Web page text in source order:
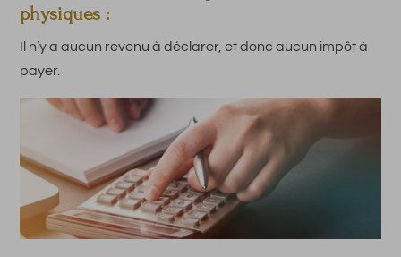
physiques :
Il n’y a aucun revenu à déclarer, et donc aucun impôt à
payer.